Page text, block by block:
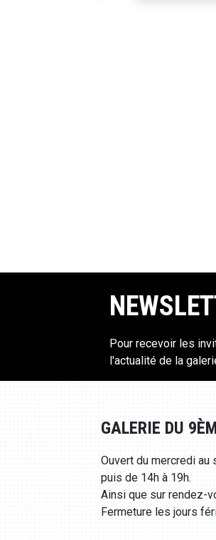
Pour recevoir les
l'actualité de la
GALERIE DU
Ouvert du mercredi au
puis de 14h à 19h.
Ainsi que sur rendez-
Fermeture les jours